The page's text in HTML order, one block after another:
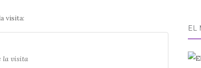
visita:
la visita
EL